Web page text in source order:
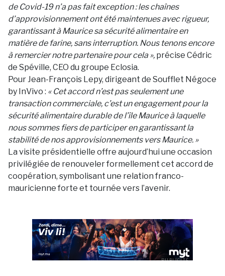
de Covid-19 n’a pas fait exception : les chaînes
d’approvisionnement ont été maintenues avec rigueur,
garantissant à Maurice sa sécurité alimentaire en
matière de farine, sans interruption. Nous tenons encore
à remercier notre partenaire pour cela », précise Cédric
de Spéville, CEO du groupe Eclosia.
Pour Jean-François Lepy, dirigeant de Soufflet Négoce
by InVivo : « Cet accord n’est pas seulement une
transaction commerciale, c’est un engagement pour la
sécurité alimentaire durable de l’île Maurice à laquelle
nous sommes fiers de participer en garantissant la
stabilité de nos approvisionnements vers Maurice. »
La visite présidentielle offre aujourd’hui une occasion
privilégiée de renouveler formellement cet accord de
coopération, symbolisant une relation franco-
mauricienne forte et tournée vers l’avenir.
PUBLICITÉ